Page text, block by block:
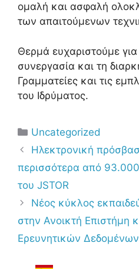
ομαλή και ασφαλή
των απαιτούμενων
Θερμά ευχαριστούμε
συνεργασία και τη
Γραμματείες και τις
του Ιδρύματος.
Uncategorized
Ηλεκτρονική
περισσότερα από 93.000
του JSTOR
Νέος κύκλος
στην Ανοικτή Επιστήμη
Ερευνητικών